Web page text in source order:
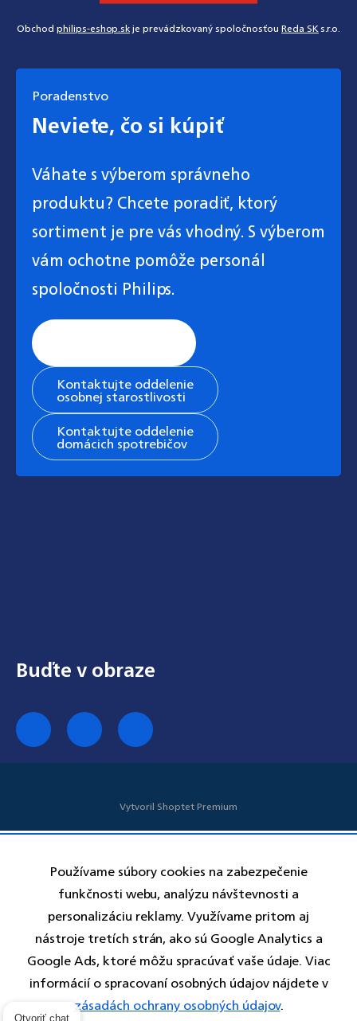
Používame súbory cookies na zabezpečenie
funkčnosti webu, analýzu návštevnosti a
personalizáciu reklamy. Využívame pritom aj
nástroje tretích strán, ako sú Google Analytics a
Google Ads, ktoré môžu spracúvať vaše údaje. Viac
informácií o spracovaní osobných údajov nájdete v
zásadách ochrany osobných údajov.
Obchodphilips-eshop.skje prevádzkovaný spoločnosťouReda SKs.r.o.
Poradenstvo
Neviete, čo si kúpiť
Váhate s výberom správneho
produktu? Chcete poradiť, ktorý
sortiment je pre vás vhodný. S výberom
vám ochotne pomôže personál
spoločnosti Philips.
Kontaktujte oddelenie
osobnej starostlivosti
Kontaktujte oddelenie
domácich spotrebičov
Vytvoril Shoptet Premium
Otvoriť chat